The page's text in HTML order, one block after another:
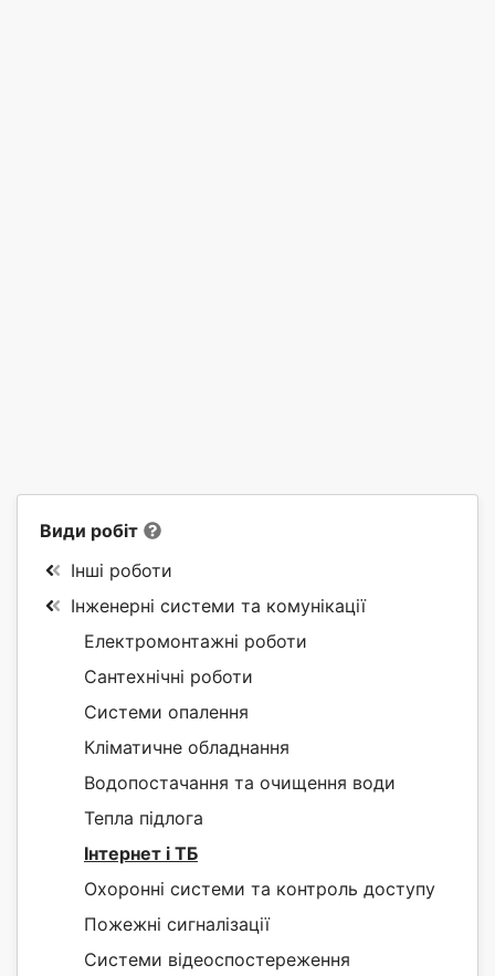
Види робіт
Інші роботи
Інженерні системи та комунікації
Електромонтажні роботи
Сантехнічні роботи
Системи опалення
Кліматичне обладнання
Водопостачання та очищення води
Тепла підлога
Інтернет і ТБ
Охоронні системи та контроль доступу
Пожежні сигналізації
Системи відеоспостереження